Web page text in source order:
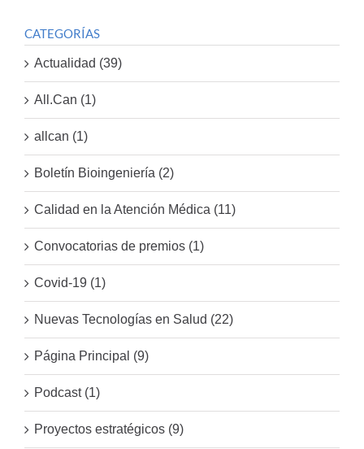
CATEGORÍAS
Actualidad (39)
All.Can (1)
allcan (1)
Boletín Bioingeniería (2)
Calidad en la Atención Médica (11)
Convocatorias de premios (1)
Covid-19 (1)
Nuevas Tecnologías en Salud (22)
Página Principal (9)
Podcast (1)
Proyectos estratégicos (9)